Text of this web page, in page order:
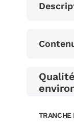
TRANCHE